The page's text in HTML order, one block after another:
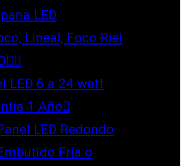
LED
Lineal, Foco Riel
LED 6 a 24 watt
1 Año
LED Redondo
Fría o